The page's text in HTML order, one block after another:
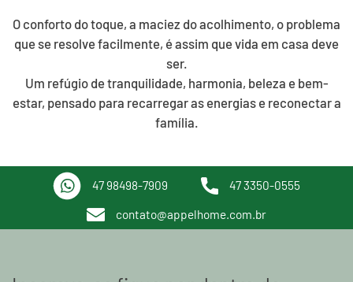
O conforto do toque, a maciez do acolhimento, o problema
que se resolve facilmente, é assim que vida em casa deve
ser.
Um refúgio de tranquilidade, harmonia, beleza e bem-
estar, pensado para recarregar as energias e reconectar a
família.
47 98498-7909 47 3350-0555
contato@appelhome.com.br